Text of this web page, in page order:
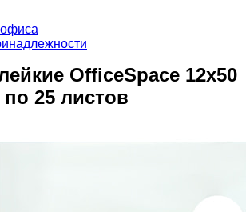
OfficeSpace 12х50
25 листов